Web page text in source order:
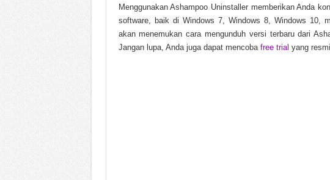
Menggunakan Ashampoo Uninstaller memberikan Anda
software, baik di Windows 7, Windows 8, Windows 10,
akan menemukan cara mengunduh versi terbaru dari
Jangan lupa, Anda juga dapat mencoba free trial yang